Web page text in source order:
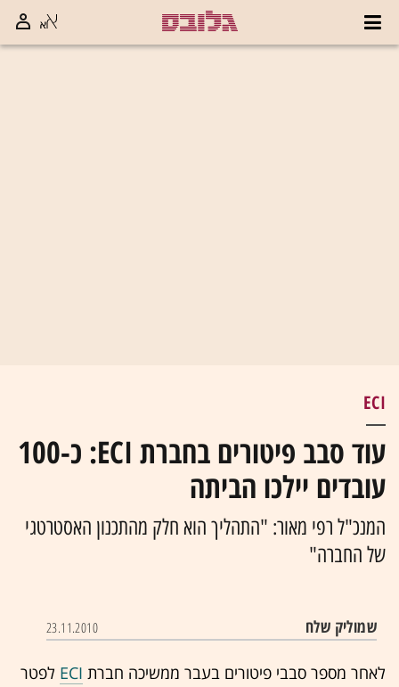
ECI
עוד סבב פיטורים בחברת ECI: כ-100
עובדים יילכו הביתה
המנכ"ל רפי מאור: "התהליך הוא חלק מהתכנון האסטרטגי
של החברה"
שמוליק שלח 23.11.2010
לאחר מספר סבבי פיטורים בעבר ממשיכה חברת ECI לפטר